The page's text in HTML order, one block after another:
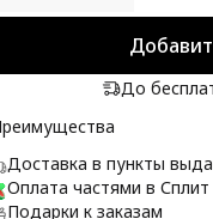
До
Доставка в пункты
Оплата частями в Сплит
Подарки к заказам